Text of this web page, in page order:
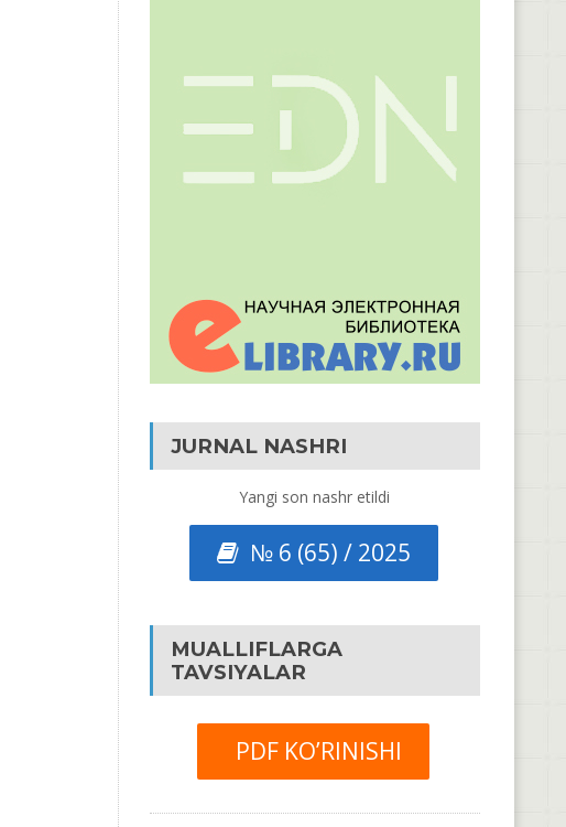
JURNAL NASHRI
Yangi son nashr etildi
№ 6 (65) / 2025
MUALLIFLARGA
TAVSIYALAR
PDF KO’RINISHI